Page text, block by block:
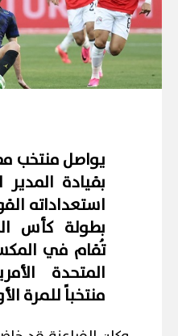
يواصل منتخب
بقيادة
استعداداته
تُقام في
منتخباً للمرة